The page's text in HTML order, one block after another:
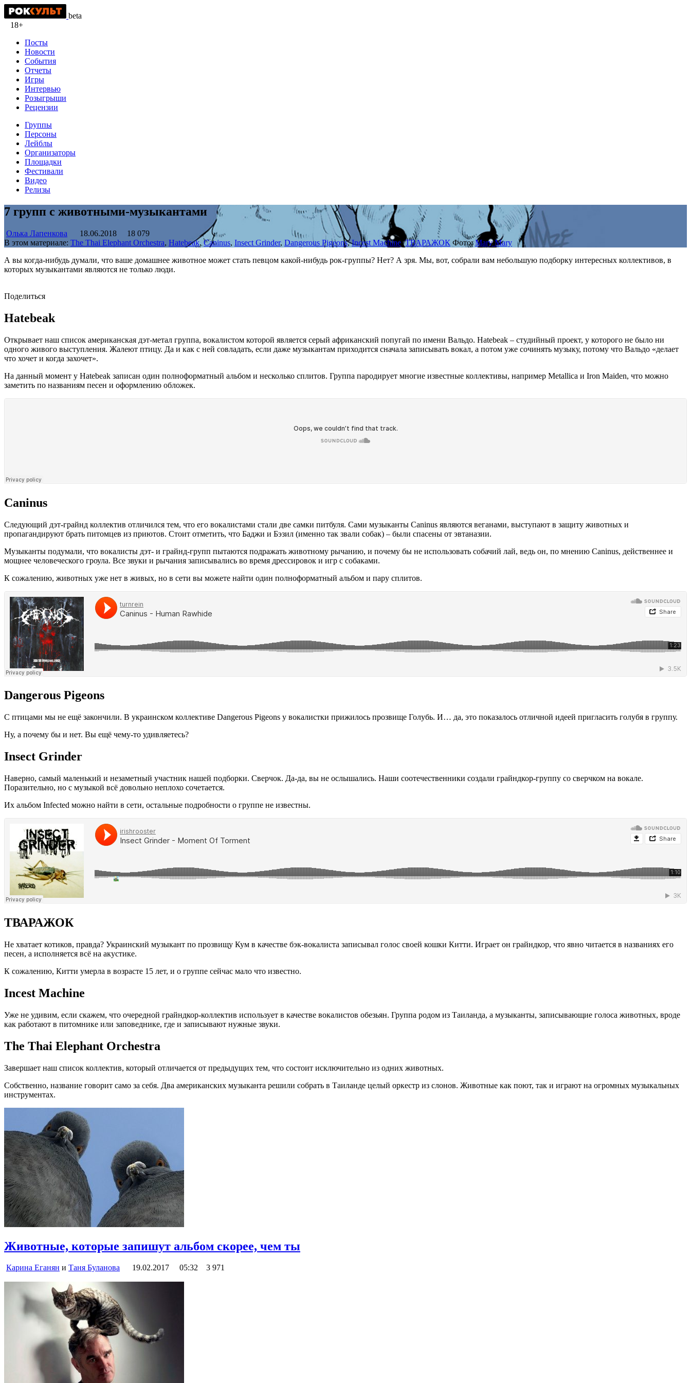
beta
18+
Посты
Новости
События
Отчеты
Игры
Интервью
Розыгрыши
Рецензии
Группы
Персоны
Лейблы
Организаторы
Площадки
Фестивали
Видео
Релизы
7 групп с животными-музыкантами
Олька Лапенкова 18.06.2018
18 079
В этом материале: The Thai Elephant Orchestra, Hatebeak, Caninus, Insect Grinder, Dangerous Pigeons,Incest Machine,ТВАРАЖОК Фото:Mary Mary
А вы когда-нибудь думали, что ваше домашнее животное может стать певцом какой-нибудь рок-группы? Нет? А зря. Мы, вот, собрали вам небольшую подборку интересных коллективов, в
которых музыкантами являются не только люди.
Поделиться
Hatebeak
Открывает наш список американская дэт-метал группа, вокалистом которой является серый африканский попугай по имени Вальдо. Hatebeak – студийный проект, у которого не было ни
одного живого выступления. Жалеют птицу. Да и как с ней совладать, если даже музыкантам приходится сначала записывать вокал, а потом уже сочинять музыку, потому что Вальдо «делает
что хочет и когда захочет».
На данный момент у Hatebeak записан один полноформатный альбом и несколько сплитов. Группа пародирует многие известные коллективы, например Metallica и Iron Maiden, что можно
заметить по названиям песен и оформлению обложек.
Caninus
Следующий дэт-грайнд коллектив отличился тем, что его вокалистами стали две самки питбуля. Сами музыканты Caninus являются веганами, выступают в защиту животных и
пропагандируют брать питомцев из приютов. Стоит отметить, что Баджи и Бэзил (именно так звали собак) – были спасены от эвтаназии.
Музыканты подумали, что вокалисты дэт- и грайнд-групп пытаются подражать животному рычанию, и почему бы не использовать собачий лай, ведь он, по мнению Caninus, действеннее и
мощнее человеческого гроула. Все звуки и рычания записывались во время дрессировок и игр с собаками.
К сожалению, животных уже нет в живых, но в сети вы можете найти один полноформатный альбом и пару сплитов.
Dangerous Pigeons
С птицами мы не ещё закончили. В украинском коллективе Dangerous Pigeons у вокалистки прижилось прозвище Голубь. И… да, это показалось отличной идеей пригласить голубя в группу.
Ну, а почему бы и нет. Вы ещё чему-то удивляетесь?
Insect Grinder
Наверно, самый маленький и незаметный участник нашей подборки. Сверчок. Да-да, вы не ослышались. Наши соотечественники создали грайндкор-группу со сверчком на вокале.
Поразительно, но с музыкой всё довольно неплохо сочетается.
Их альбом Infected можно найти в сети, остальные подробности о группе не известны.
ТВАРАЖОК
Не хватает котиков, правда? Украинский музыкант по прозвищу Кум в качестве бэк-вокалиста записывал голос своей кошки Китти. Играет он грайндкор, что явно читается в названиях его
песен, а исполняется всё на акустике.
К сожалению, Китти умерла в возрасте 15 лет, и о группе сейчас мало что известно.
Incest Machine
Уже не удивим, если скажем, что очередной грайндкор-коллектив использует в качестве вокалистов обезьян. Группа родом из Таиланда, а музыканты, записывающие голоса животных, вроде
как работают в питомнике или заповеднике, где и записывают нужные звуки.
The Thai Elephant Orchestra
Завершает наш список коллектив, который отличается от предыдущих тем, что состоит исключительно из одних животных.
Собственно, название говорит само за себя. Два американских музыканта решили собрать в Таиланде целый оркестр из слонов. Животные как поют, так и играют на огромных музыкальных
инструментах.
Животные, которые запишут альбом скорее, чем ты
Карина Еганян и Таня Буланова 19.02.2017 05:32 3 971